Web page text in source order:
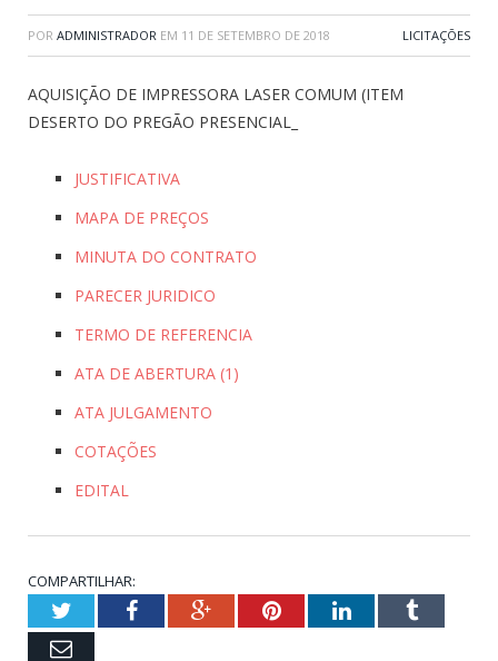
POR ADMINISTRADOR EM 11 DE SETEMBRO DE 2018 LICITAÇÕES
AQUISIÇÃO DE IMPRESSORA LASER COMUM (ITEM
DESERTO DO PREGÃO PRESENCIAL_
JUSTIFICATIVA
MAPA DE PREÇOS
MINUTA DO CONTRATO
PARECER JURIDICO
TERMO DE REFERENCIA
ATA DE ABERTURA (1)
ATA JULGAMENTO
COTAÇÕES
EDITAL
COMPARTILHAR:
TwitterFacebookGoogle+PinterestLinkedInTumblr
Email